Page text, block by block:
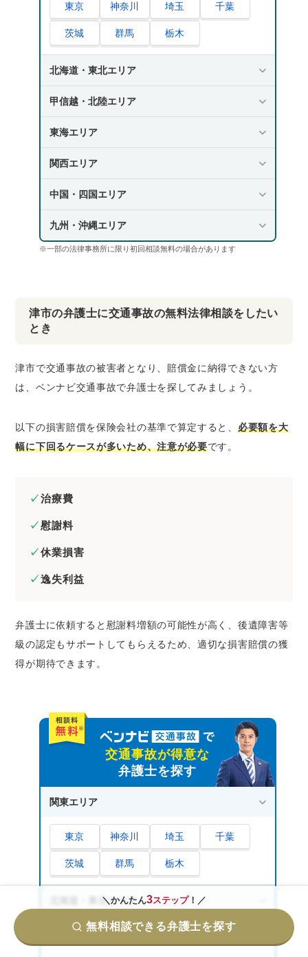
東京 神奈川 埼玉 千葉
茨城 群馬 栃木
北海道・東北エリア
甲信越・北陸エリア
東海エリア
関西エリア
中国・四国エリア
九州・沖縄エリア
※一部の法律事務所に限り初回相談無料の場合があります
津市の弁護士に交通事故の無料法律相談をしたい
とき
津市で交通事故の被害者となり、賠償金に納得できない方
は、ベンナビ交通事故で弁護士を探してみましょう。
以下の損害賠償を保険会社の基準で算定すると、 必要額を大
幅に下回るケースが多いため、注意が必要です。
治療費
慰謝料
休業損害
逸失利益
弁護士に依頼すると慰謝料増額の可能性が高く、後遺障害等
級の認定もサポートしてもらえるため、適切な損害賠償の獲
得が期待できます。
交通事故が得意な
弁護士を探す
関東エリア
東京 神奈川 埼玉 千葉
茨城 群馬 栃木
北海道・東北エリア
甲信越・北陸エリア
＼かんたん3ステップ！／
無料相談できる弁護士を探す